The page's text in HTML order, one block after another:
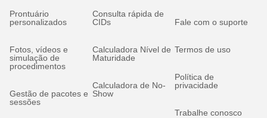
Prontuário
personalizados
Fotos, vídeos e
simulação de
procedimentos
Gestão de pacotes e
sessões
Consulta rápida de
CIDs
Calculadora Nível de
Maturidade
Calculadora de No-
Show
Fale com o suporte
Termos de uso
Política de
privacidade
Trabalhe conosco